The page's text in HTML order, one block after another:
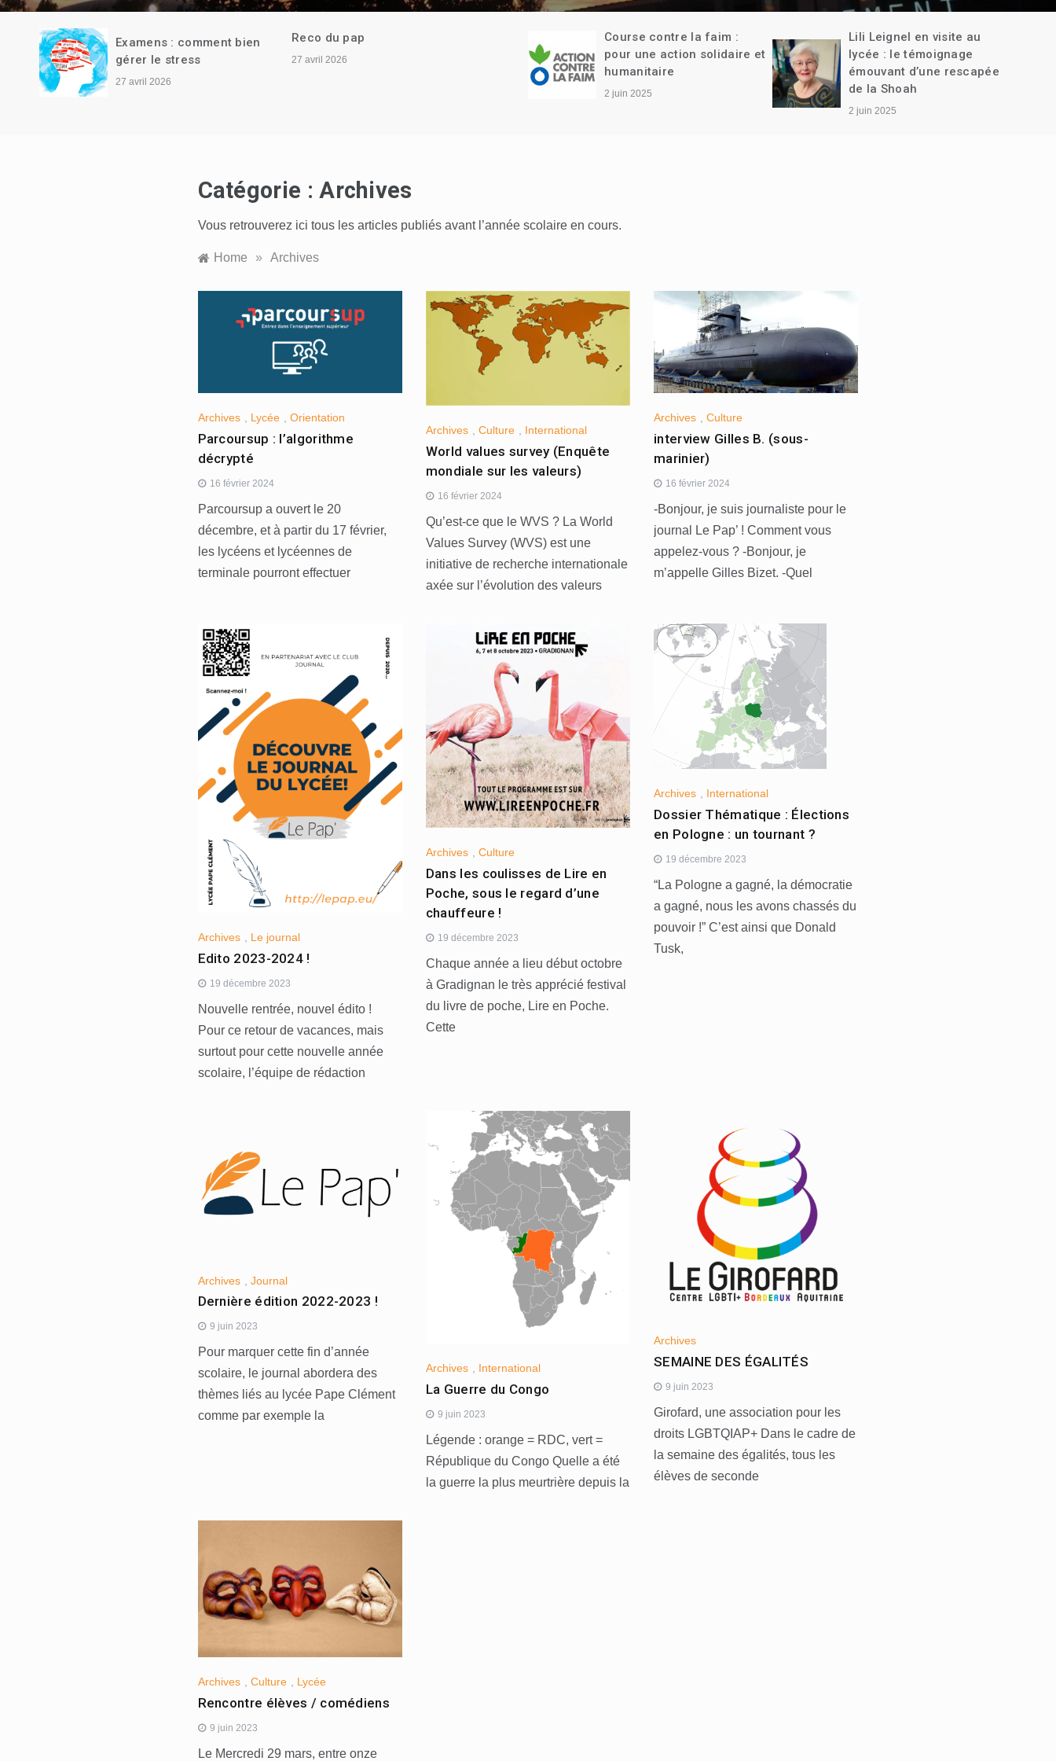
Reco du pap
27 avril 2026
Course contre la faim :
Lili Leignel en visite au
lycée : le témoignage
émouvant d’une rescapée
de la Shoah
Semaine de l’égalité
13 mai 2025
Catégorie : Archives
Vous retrouverez ici tous les articles publiés avant l’année scolaire en cours.
Home » Archives
Archives , Lycée , Orientation
Parcoursup : l’algorithme
décrypté
16 février 2024
Parcoursup a ouvert le 20
décembre, et à partir du 17 février,
les lycéens et lycéennes de
terminale pourront effectuer
Archives Culture International
World values survey (Enquête
mondiale sur les valeurs)
16 février 2024
Qu’est-ce que le WVS ? La World
Values Survey (WVS) est une
initiative de recherche internationale
axée sur l’évolution des valeurs
Archives ,Culture
interview Gilles B. (sous-
marinier)
16 février 2024
-Bonjour, je suis journaliste pour le
journal Le Pap’ ! Comment vous
appelez-vous ? -Bonjour, je
m’appelle Gilles Bizet. -Quel
Archives Le journal
Edito 2023-2024 !
19 décembre 2023
Nouvelle rentrée, nouvel édito !
Pour ce retour de vacances, mais
surtout pour cette nouvelle année
scolaire, l’équipe de rédaction
Archives , Culture
Dans les coulisses de Lire en
Poche, sous le regard d’une
chauffeure !
19 décembre 2023
Chaque année a lieu début octobre
à Gradignan le très apprécié festival
du livre de poche, Lire en Poche.
Cette
Archives International
Dossier Thématique : Élections
en Pologne : un tournant ?
19 décembre 2023
“La Pologne a gagné, la démocratie
a gagné, nous les avons chassés du
pouvoir !” C’est ainsi que Donald
Tusk,
Archives Journal
Dernière édition 2022-2023 !
9 juin 2023
Pour marquer cette fin d’année
scolaire, le journal abordera des
thèmes liés au lycée Pape Clément
comme par exemple la
Archives International
La Guerre du Congo
9 juin 2023
Légende : orange = RDC, vert =
République du Congo Quelle a été
la guerre la plus meurtrière depuis la
Archives
SEMAINE DES ÉGALITÉS
9 juin 2023
Girofard, une association pour les
droits LGBTQIAP+ Dans le cadre de
la semaine des égalités, tous les
élèves de seconde
Archives Culture Lycée
Rencontre élèves / comédiens
9 juin 2023
Le Mercredi 29 mars, entre onze